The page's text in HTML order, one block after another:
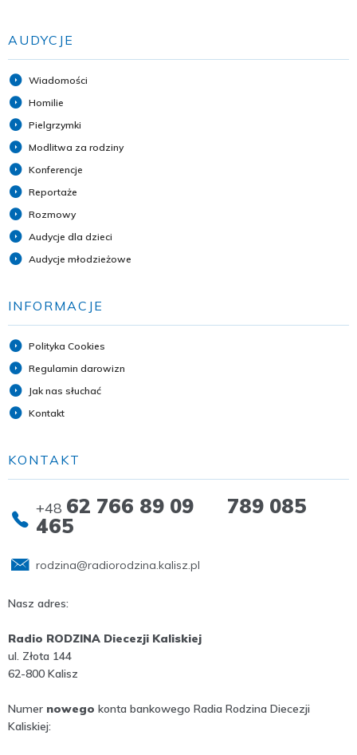
AUDYCJE
Wiadomości
Homilie
Pielgrzymki
Modlitwa za rodziny
Konferencje
Reportaże
Rozmowy
Audycje dla dzieci
Audycje młodzieżowe
INFORMACJE
Polityka Cookies
Regulamin darowizn
Jak nas słuchać
Kontakt
KONTAKT
+48 62 766 89 09 789 085
465
rodzina@radiorodzina.kalisz.pl
Nasz adres:
Radio RODZINA Diecezji Kaliskiej
ul. Złota 144
62-800 Kalisz
Numer nowego konta bankowego Radia Rodzina Diecezji
Kaliskiej: